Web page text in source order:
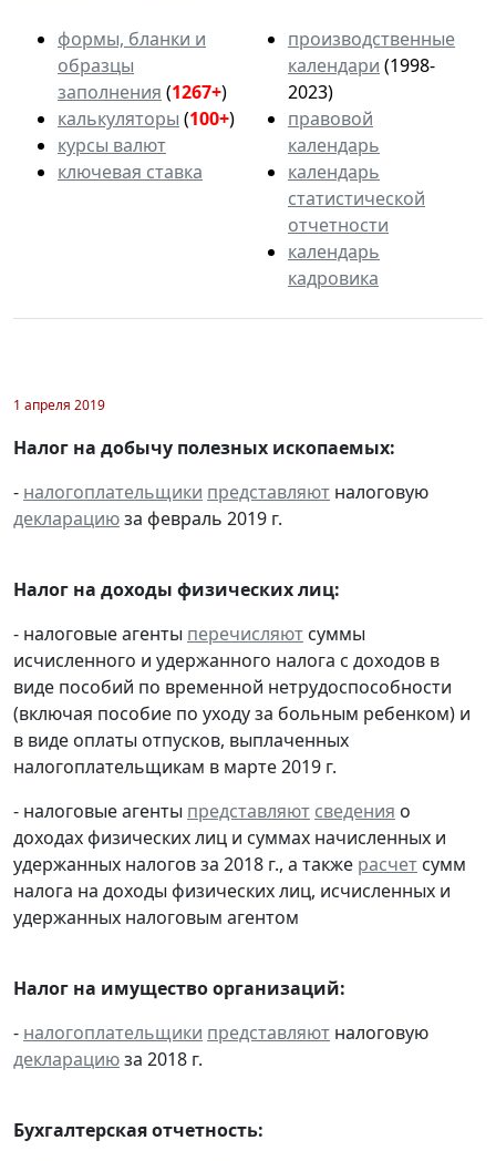
формы, бланки и
образцы
заполнения (1267+)
калькуляторы (100+)
курсы валют
ключевая ставка
производственные
календари (1998-
2023)
правовой
календарь
календарь
статистической
отчетности
календарь
кадровика
1 апреля 2019
Налог на добычу полезных ископаемых:
- налогоплательщики представляют налоговую
декларациюза февраль 2019 г.
Налог на доходы физических лиц:
- налоговые агенты перечисляют суммы
исчисленного и удержанного налога с доходов в
виде пособий по временной нетрудоспособности
(включая пособие по уходу за больным ребенком) и
в виде оплаты отпусков, выплаченных
налогоплательщикам в марте 2019 г.
- налоговые агенты представляют сведения о
доходах физических лиц и суммах начисленных и
удержанных налогов за 2018 г., а также расчет сумм
налога на доходы физических лиц, исчисленных и
удержанных налоговым агентом
Налог на имущество организаций:
- налогоплательщики представляют налоговую
декларациюза 2018 г.
Бухгалтерская отчетность: